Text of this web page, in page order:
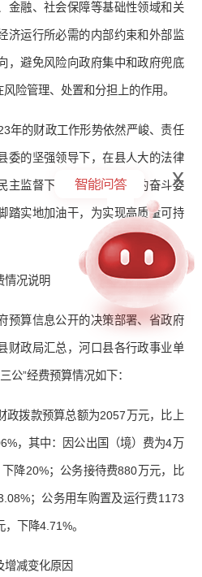
金融、社会保障等基础性领域和关
济运行所必需的内部约束和外部监
，避免风险向政府集中和政府兜底
险管理、处置和分担上的作用。
年的财政工作形势依然严峻、责任
委的坚强领导下，在县人大的法律
主监督下，保持一往无前的奋斗姿
踏实地加油干，为实现高质量可持
情况说明
预算信息公开的决策部署、省政府
财政局汇总，河口县各行政事业单
公”经费预算情况如下：
政拨款预算总额为2057万元，比上
，其中：因公出国（境）费为4万
降20%；公务接待费880万元，比
；公务用车购置及运行费1173
下降4.71%。
增减变化原因
x